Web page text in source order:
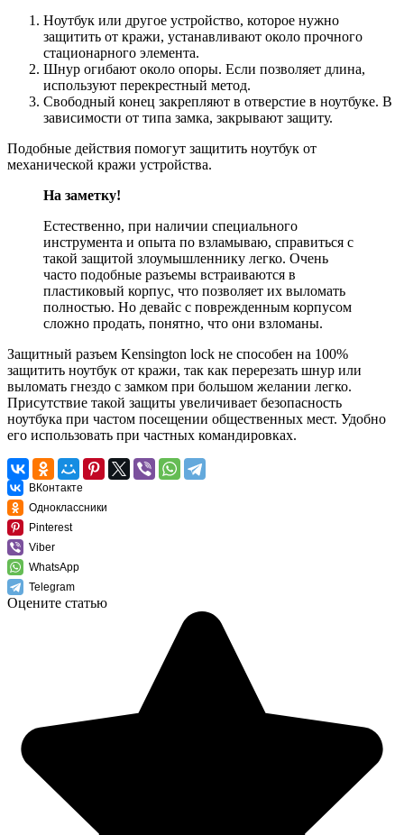
Ноутбук или другое устройство, которое нужно
защитить от кражи, устанавливают около прочного
стационарного элемента.
Шнур огибают около опоры. Если позволяет длина,
используют перекрестный метод.
Свободный конец закрепляют в отверстие в ноутбуке. В
зависимости от типа замка, закрывают защиту.
Подобные действия помогут защитить ноутбук от
механической кражи устройства.
На заметку!
Естественно, при наличии специального
инструмента и опыта по взламываю, справиться с
такой защитой злоумышленнику легко. Очень
часто подобные разъемы встраиваются в
пластиковый корпус, что позволяет их выломать
полностью. Но девайс с поврежденным корпусом
сложно продать, понятно, что они взломаны.
Защитный разъем Kensington lock не способен на 100%
защитить ноутбук от кражи, так как перерезать шнур или
выломать гнездо с замком при большом желании легко.
Присутствие такой защиты увеличивает безопасность
ноутбука при частом посещении общественных мест. Удобно
его использовать при частных командировках.
ВКонтакте
Одноклассники
Pinterest
Viber
WhatsApp
Telegram
Оцените статью